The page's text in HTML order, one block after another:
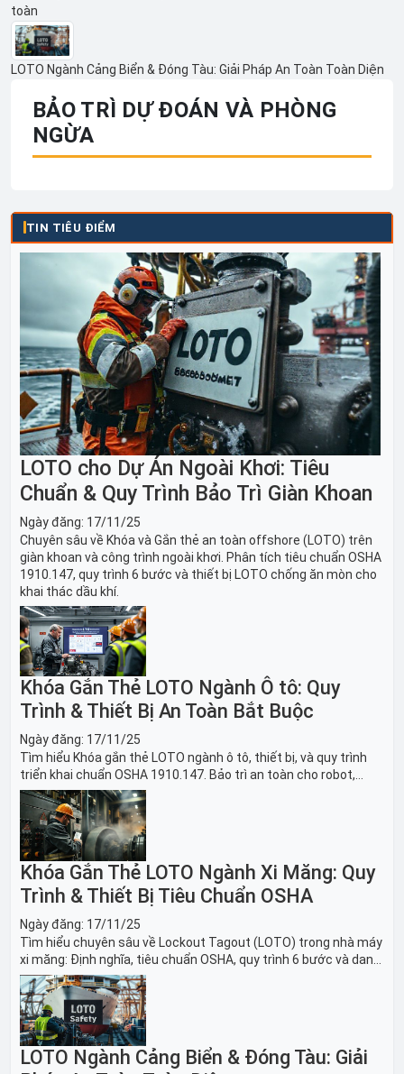
toàn
LOTO Ngành Cảng Biển & Đóng Tàu: Giải Pháp An Toàn Toàn Diện
BẢO TRÌ DỰ ĐOÁN VÀ PHÒNG
NGỪA
TIN TIÊU ĐIỂM
LOTO cho Dự Án Ngoài Khơi: Tiêu
Chuẩn & Quy Trình Bảo Trì Giàn Khoan
Ngày đăng: 17/11/25
Chuyên sâu về Khóa và Gắn thẻ an toàn offshore (LOTO) trên
giàn khoan và công trình ngoài khơi. Phân tích tiêu chuẩn OSHA
1910.147, quy trình 6 bước và thiết bị LOTO chống ăn mòn cho
khai thác dầu khí.
Khóa Gắn Thẻ LOTO Ngành Ô tô: Quy
Trình & Thiết Bị An Toàn Bắt Buộc
Ngày đăng: 17/11/25
Tìm hiểu Khóa gắn thẻ LOTO ngành ô tô, thiết bị, và quy trình
triển khai chuẩn OSHA 1910.147. Bảo trì an toàn cho robot,
băng tải sản xuất ô tô và dây chuyền lắp ráp xe hơi.
Khóa Gắn Thẻ LOTO Ngành Xi Măng: Quy
Trình & Thiết Bị Tiêu Chuẩn OSHA
Ngày đăng: 17/11/25
Tìm hiểu chuyên sâu về Lockout Tagout (LOTO) trong nhà máy
xi măng: Định nghĩa, tiêu chuẩn OSHA, quy trình 6 bước và danh
sách thiết bị LOTO thiết yếu. Giải pháp bảo trì lò nung, máy
nghiền an toàn.
LOTO Ngành Cảng Biển & Đóng Tàu: Giải